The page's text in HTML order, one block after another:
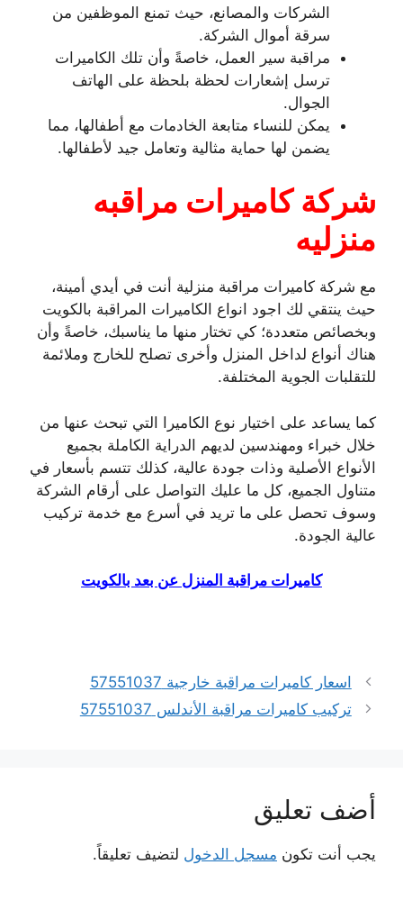
الشركات والمصانع، حيث تمنع الموظفين من
سرقة أموال الشركة.
مراقبة سير العمل، خاصةً وأن تلك الكاميرات
ترسل إشعارات لحظة بلحظة على الهاتف
الجوال.
يمكن للنساء متابعة الخادمات مع أطفالها، مما
يضمن لها حماية مثالية وتعامل جيد لأطفالها.
شركة كاميرات مراقبه
منزليه
مع شركة كاميرات مراقبة منزلية أنت في أيدي أمينة،
حيث ينتقي لك اجود انواع الكاميرات المراقبة بالكويت
وبخصائص متعددة؛ كي تختار منها ما يناسبك، خاصةً وأن
هناك أنواع لداخل المنزل وأخرى تصلح للخارج وملائمة
للتقلبات الجوية المختلفة.
كما يساعد على اختيار نوع الكاميرا التي تبحث عنها من
خلال خبراء ومهندسين لديهم الدراية الكاملة بجميع
الأنواع الأصلية وذات جودة عالية، كذلك تتسم بأسعار في
متناول الجميع، كل ما عليك التواصل على أرقام الشركة
وسوف تحصل على ما تريد في أسرع مع خدمة تركيب
عالية الجودة.
كاميرات مراقبة المنزل عن بعد بالكويت
اسعار كاميرات مراقبة خارجية 57551037
تركيب كاميرات مراقبة الأندلس 57551037
أضف تعليق
يجب أنت تكون مسجل الدخول لتضيف تعليقاً.